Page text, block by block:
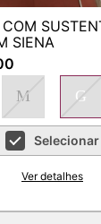
SIENA
M G
Selecionar
Ver detalhes